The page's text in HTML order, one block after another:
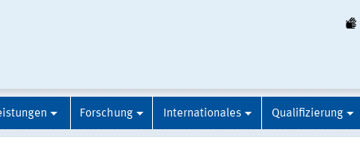
Forschung Internationales Qualifizierung